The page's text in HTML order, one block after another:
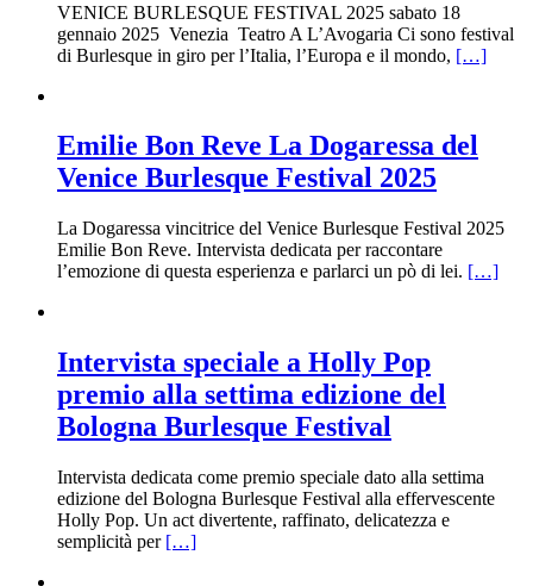
VENICE BURLESQUE FESTIVAL 2025 sabato 18
gennaio 2025 Venezia Teatro A L’Avogaria Ci sono festival
di Burlesque in giro per l’Italia, l’Europa e il mondo, […]
Emilie Bon Reve La Dogaressa del
Venice Burlesque Festival 2025
La Dogaressa vincitrice del Venice Burlesque Festival 2025
Emilie Bon Reve. Intervista dedicata per raccontare
l’emozione di questa esperienza e parlarci un pò di lei. […]
Intervista speciale a Holly Pop
premio alla settima edizione del
Bologna Burlesque Festival
Intervista dedicata come premio speciale dato alla settima
edizione del Bologna Burlesque Festival alla effervescente
Holly Pop. Un act divertente, raffinato, delicatezza e
semplicità per […]